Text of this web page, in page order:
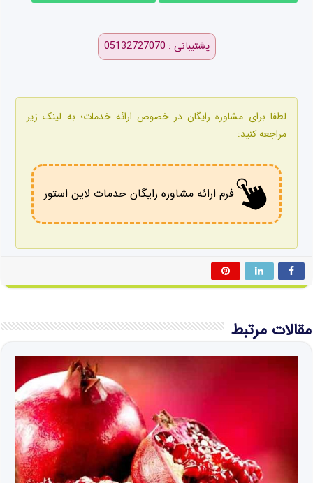
پشتیبانی : 05132727070
لطفا برای مشاوره رایگان در خصوص ارائه خدمات؛ به لینک زیر
مراجعه کنید:
فرم ارائه مشاوره رایگان خدمات لاین استور
مقالات مرتبط